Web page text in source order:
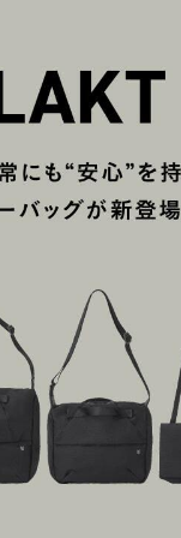
ラン
その
ファッ
トラベ